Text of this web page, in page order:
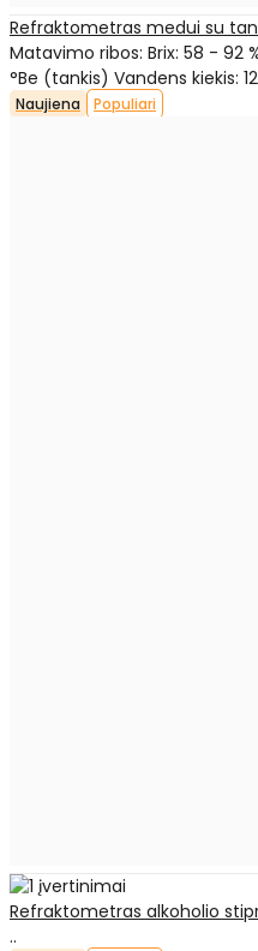
Refraktometras medui su
Matavimo ribos: Brix: 58 - 92
°Be (tankis) Vandens kiekis:
Naujiena Populiari
Refraktometras alkoholio
..